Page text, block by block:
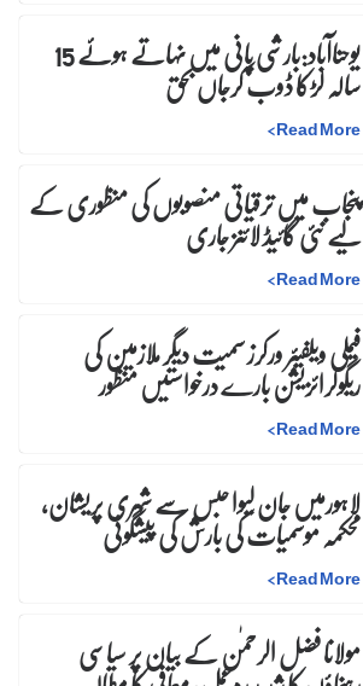
یوحناآباد:بارشی پانی میں نہاتے ہوئے 15 سالہ لڑکا ڈوب کرجاں بحق
Read More
>
پنجاب میں ترقیاتی منصوبوں کی منظوری کے
لیے نئی گائیڈ لائنز جاری
Read More
>
فیملی ویلفیئر ورکرز سمیت دیگر ملازمین کی
ریگولرائزیشن بارے درخواستیں منظور
Read More
>
لاہورمیں جان لیوا حبس سے شہری پریشان،
محکمہ موسمیات کی بارش کی پیشگوئی
Read More
>
مولانا فضل الرحمٰن کے بیان پر سیاسی